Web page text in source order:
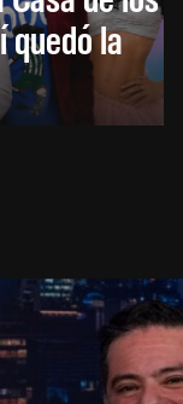
quedó la